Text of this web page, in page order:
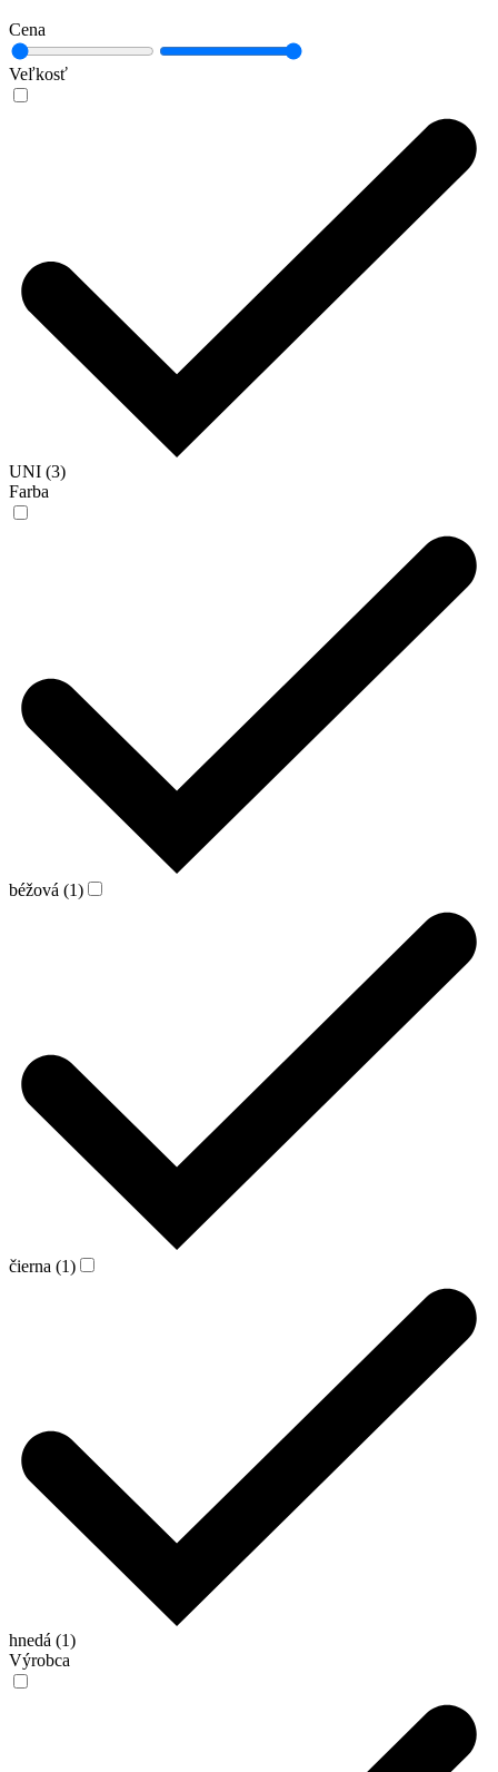
Cena
Veľkosť
UNI (3)
Farba
béžová (1)
čierna (1)
hnedá (1)
Výrobca